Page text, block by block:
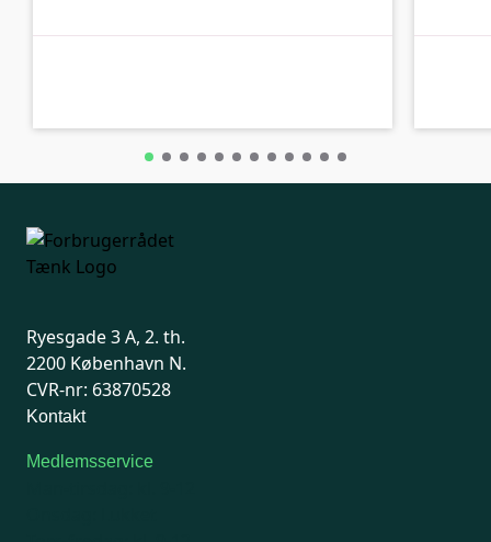
Ryesgade 3 A, 2. th.
2200 København N.
CVR-nr: 63870528
Kontakt
Medlemsservice